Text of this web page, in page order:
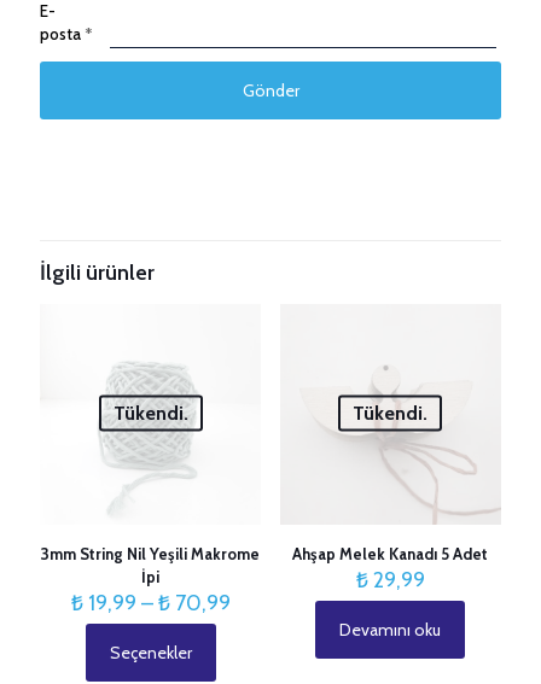
E-
posta *
İlgili ürünler
Tükendi.
3mm String Nil Yeşili Makrome
İpi
₺19,99 –₺70,99Fiyat
Seçenekler
Tükendi.
Ahşap Melek Kanadı 5 Adet
₺29,99
Devamını oku